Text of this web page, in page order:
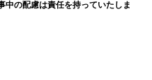
中の配慮は責任を持っていたしま